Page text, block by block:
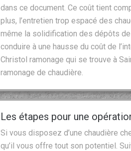
dans ce document. Ce coût tient
plus, l’entretien trop espacé des
même la solidification des dépôts
conduire à une hausse du coût de
Christol ramonage qui se trouve à
ramonage de chaudière.
Les étapes pour une
Si vous disposez d’une chaudière
qu’il vous offre tout son potentiel.